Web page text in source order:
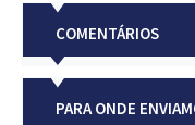
COMENTÁRIOS
PARA ONDE